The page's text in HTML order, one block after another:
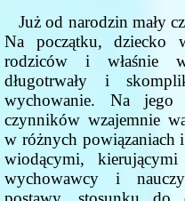
Już od narodzin mały
Na początku, dziecko
rodziców i właśnie
długotrwały i
wychowanie. Na
czynników wzajemnie
w różnych powiązaniach
wiodącymi,
wychowawcy i